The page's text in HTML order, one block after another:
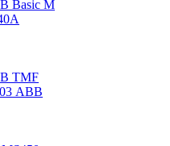
Basic M
TMF
АВВ